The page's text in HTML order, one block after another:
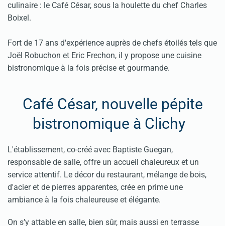
culinaire : le Café César, sous la houlette du chef Charles
Boixel.
Fort de 17 ans d'expérience auprès de chefs étoilés tels que
Joël Robuchon et Eric Frechon, il y propose une cuisine
bistronomique à la fois précise et gourmande.
Café César, nouvelle pépite
bistronomique à Clichy
L'établissement, co-créé avec Baptiste Guegan,
responsable de salle, offre un accueil chaleureux et un
service attentif. Le décor du restaurant, mélange de bois,
d'acier et de pierres apparentes, crée en prime une
ambiance à la fois chaleureuse et élégante.
On s’y attable en salle, bien sûr, mais aussi en terrasse